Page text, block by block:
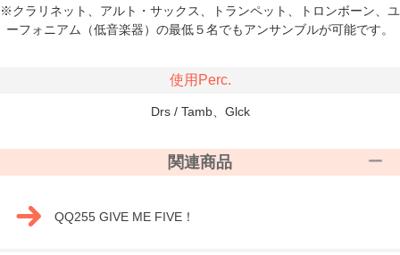
※クラリネット、アルト・サックス、トランペット、トロンボーン、ユ
ーフォニアム（低音楽器）の最低５名でもアンサンブルが可能です。
使用Perc.
Drs / Tamb、Glck
関連商品
QQ255 GIVE ME FIVE！